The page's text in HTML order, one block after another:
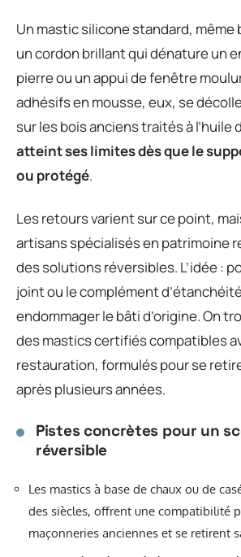
Un mastic silicone standard, même
un cordon brillant qui dénature un
pierre ou un appui de fenêtre
adhésifs en mousse, eux, se
sur les bois anciens traités à l’huile
atteint ses limites dès que le
ou protégé.
Les retours varient sur ce point,
artisans spécialisés en patrimoine
des solutions réversibles. L’idée :
joint ou le complément
endommager le bâti d’origine. On
des mastics certifiés compatibles
restauration, formulés pour se
après plusieurs années.
Pistes concrètes pour un
réversible
Les mastics à base de chaux ou de
des siècles, offrent une compatibilité
maçonneries anciennes et se retirent